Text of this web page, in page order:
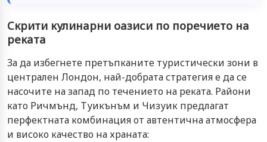
Скрити кулинарни оазиси по поречието на
реката
За да избегнете претъпканите туристически зони в
централен Лондон, най-добрата стратегия е да се
насочите на запад по течението на реката. Райони
като Ричмънд, Туикънъм и Чизуик предлагат
перфектната комбинация от автентична атмосфера
и високо качество на храната: